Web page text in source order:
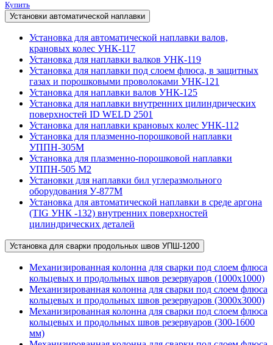
Купить
Установки автоматической наплавки
Установка для автоматической наплавки валов,
крановых колес УНК-117
Установка для наплавки валков УНК-119
Установка для наплавки под слоем флюса, в защитных
газах и порошковыми проволоками УНК-121
Установка для наплавки валов УНК-125
Установка для наплавки внутренних цилиндрических
поверхностей ID WELD 2501
Установка для наплавки крановых колес УНК-112
Установка для плазменно-порошковой наплавки
УППН-305М
Установка для плазменно-порошковой наплавки
УППН-505 М2
Установки для наплавки бил углеразмольного
оборудования У-877М
Установка для автоматической наплавки в среде аргона
(TIG УНК -132) внутренних поверхностей
цилиндрических деталей
Установка для сварки продольных швов УПШ-1200
Механизированная колонна для сварки под слоем флюса
кольцевых и продольных швов резервуаров (1000х1000)
Механизированная колонна для сварки под слоем флюса
кольцевых и продольных швов резервуаров (3000х3000)
Механизированная колонна для сварки под слоем флюса
кольцевых и продольных швов резервуаров (300-1600
мм)